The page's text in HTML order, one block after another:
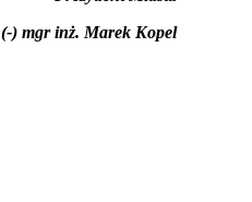
(-) mgr inż. Marek Kopel